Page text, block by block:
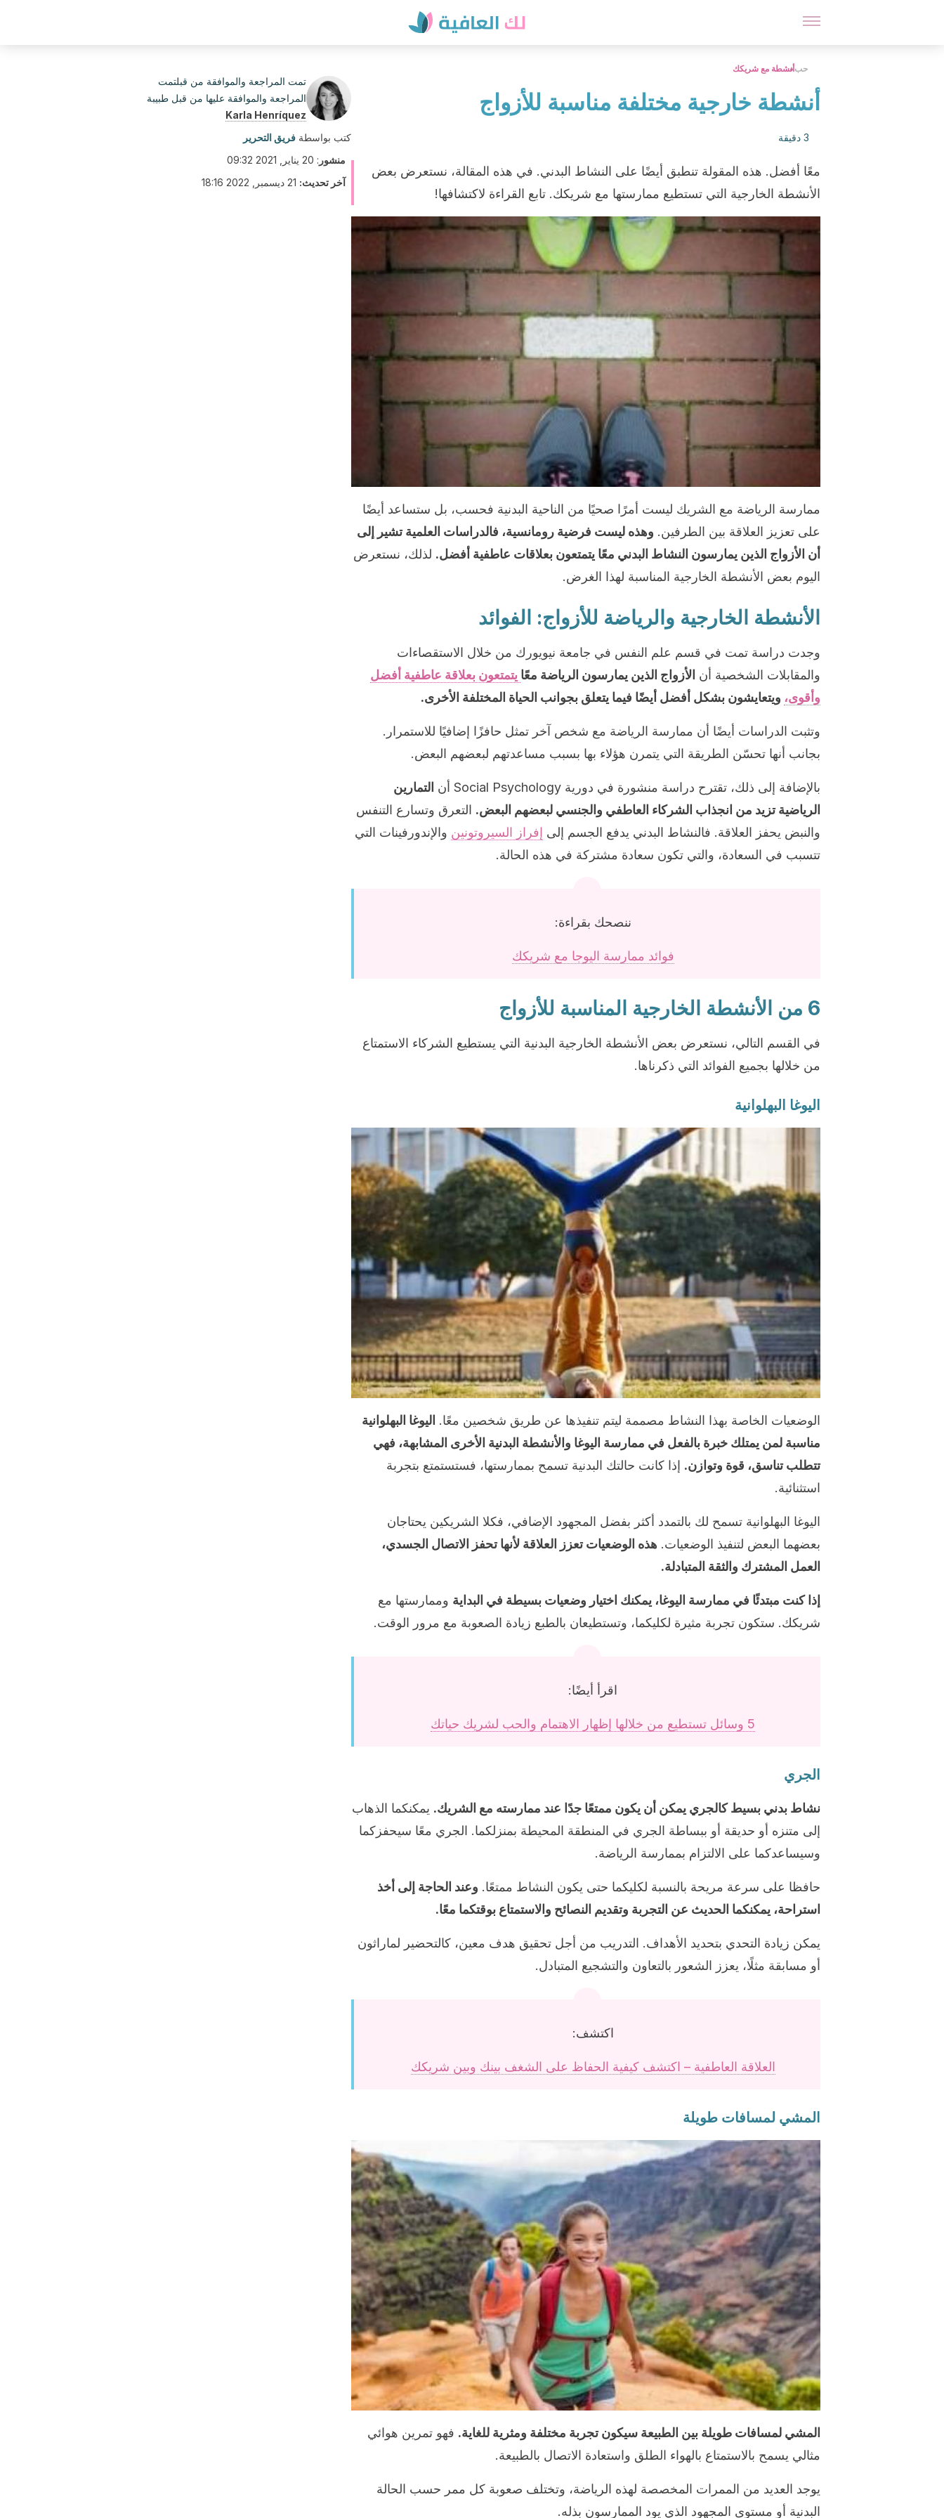
حبأنشطة مع شريكك
أنشطة خارجية مختلفة مناسبة للأزواج
3 دقيقة
معًا أفضل. هذه المقولة تنطبق أيضًا على النشاط البدني. في هذه المقالة، نستعرض بعض
الأنشطة الخارجية التي تستطيع ممارستها مع شريكك. تابع القراءة لاكتشافها!
ممارسة الرياضة مع الشريك ليست أمرًا صحيًا من الناحية البدنية فحسب، بل ستساعد أيضًا
على تعزيز العلاقة بين الطرفين. وهذه ليست فرضية رومانسية، فالدراسات العلمية تشير إلى
أن الأزواج الذين يمارسون النشاط البدني معًا يتمتعون بعلاقات عاطفية أفضل. لذلك، نستعرض
اليوم بعض الأنشطة الخارجية المناسبة لهذا الغرض.
الأنشطة الخارجية والرياضة للأزواج: الفوائد
وجدت دراسة تمت في قسم علم النفس في جامعة نيويورك من خلال الاستقصاءات
والمقابلات الشخصية أن الأزواج الذين يمارسون الرياضة معًا يتمتعون بعلاقة عاطفية أفضل
وأقوى، ويتعايشون بشكل أفضل أيضًا فيما يتعلق بجوانب الحياة المختلفة الأخرى.
وتثبت الدراسات أيضًا أن ممارسة الرياضة مع شخص آخر تمثل حافزًا إضافيًا للاستمرار.
بجانب أنها تحسّن الطريقة التي يتمرن هؤلاء بها بسبب مساعدتهم لبعضهم البعض.
بالإضافة إلى ذلك، تقترح دراسة منشورة في دورية Social Psychology أن
التمارين
الرياضية تزيد من انجذاب الشركاء العاطفي والجنسي لبعضهم البعض. التعرق وتسارع التنفس
والنبض يحفز العلاقة. فالنشاط البدني يدفع الجسم إلى إفراز السيروتونين والإندورفينات التي
تتسبب في السعادة، والتي تكون سعادة مشتركة في هذه الحالة.
ننصحك بقراءة:
فوائد ممارسة اليوجا مع شريكك
6 من الأنشطة الخارجية المناسبة للأزواج
في القسم التالي، نستعرض بعض الأنشطة الخارجية البدنية التي يستطيع الشركاء الاستمتاع
من خلالها بجميع الفوائد التي ذكرناها.
اليوغا البهلوانية
الوضعيات الخاصة بهذا النشاط مصممة ليتم تنفيذها عن طريق شخصين معًا. اليوغا البهلوانية
مناسبة لمن يمتلك خبرة بالفعل في ممارسة اليوغا والأنشطة البدنية الأخرى المشابهة، فهي
تتطلب تناسق، قوة وتوازن. إذا كانت حالتك البدنية تسمح بممارستها، فستستمتع بتجربة
استثنائية.
اليوغا البهلوانية تسمح لك بالتمدد أكثر بفضل المجهود الإضافي، فكلا الشريكين يحتاجان
بعضهما البعض لتنفيذ الوضعيات. هذه الوضعيات تعزز العلاقة لأنها تحفز الاتصال الجسدي،
العمل المشترك والثقة المتبادلة.
إذا كنت مبتدئًا في ممارسة اليوغا، يمكنك اختيار وضعيات بسيطة في البداية وممارستها مع
شريكك. ستكون تجربة مثيرة لكليكما، وتستطيعان بالطبع زيادة الصعوبة مع مرور الوقت.
اقرأ أيضًا:
5 وسائل تستطيع من خلالها إظهار الاهتمام والحب لشريك حياتك
الجري
نشاط بدني بسيط كالجري يمكن أن يكون ممتعًا جدًا عند ممارسته مع الشريك. يمكنكما الذهاب
إلى متنزه أو حديقة أو ببساطة الجري في المنطقة المحيطة بمنزلكما. الجري معًا سيحفزكما
وسيساعدكما على الالتزام بممارسة الرياضة.
حافظا على سرعة مريحة بالنسبة لكليكما حتى يكون النشاط ممتعًا. وعند الحاجة إلى أخذ
استراحة، يمكنكما الحديث عن التجربة وتقديم النصائح والاستمتاع بوقتكما معًا.
يمكن زيادة التحدي بتحديد الأهداف. التدريب من أجل تحقيق هدف معين، كالتحضير لماراثون
أو مسابقة مثلًا، يعزز الشعور بالتعاون والتشجيع المتبادل.
اكتشف:
العلاقة العاطفية – اكتشف كيفية الحفاظ على الشغف بينك وبين شريكك
المشي لمسافات طويلة
المشي لمسافات طويلة بين الطبيعة سيكون تجربة مختلفة ومثرية للغاية. فهو تمرين هوائي
مثالي يسمح بالاستمتاع بالهواء الطلق واستعادة الاتصال بالطبيعة.
يوجد العديد من الممرات المخصصة لهذه الرياضة، وتختلف صعوبة كل ممر حسب الحالة
البدنية أو مستوى المجهود الذي يود الممارسون بذله.
تمت المراجعة والموافقة من قبلتمت
المراجعة والموافقة عليها من قبل طبيبة
Karla Henríquez
كتب بواسطة فريق التحرير
منشور : 20 يناير, 2021 09:32
آخر تحديث: 21 ديسمبر, 2022 18:16